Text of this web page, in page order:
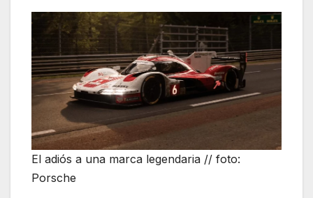
El adiós a una marca legendaria // foto:
Porsche